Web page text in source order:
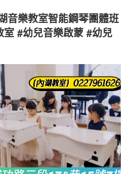
音樂教室智能鋼琴團體班
#幼兒音樂啟蒙 #幼兒